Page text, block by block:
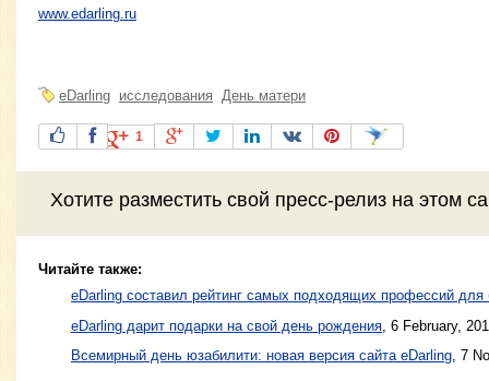
www.edarling.ru
eDarling исследования День матери
1
Хотите разместить свой пресс-релиз на этом
Читайте также:
eDarling составил рейтинг самых подходящих профессий для
eDarling дарит подарки на свой день рождения 6 February,
Всемирный день юзабилити: новая версия сайта eDarling 7